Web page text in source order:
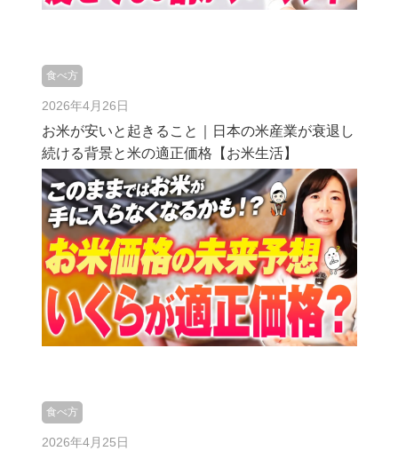
食べ方
2026年4月26日
お米が安いと起きること｜日本の米産業が衰退し
続ける背景と米の適正価格【お米生活】
食べ方
2026年4月25日